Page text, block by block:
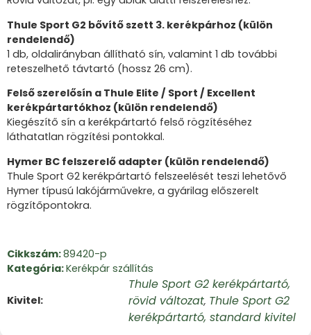
Thule Sport G2 bővítő szett 3. kerékpárhoz (külön
rendelendő)
1 db, oldalirányban állítható sín, valamint 1 db további
reteszelhető távtartó (hossz 26 cm).
Felső szerelősín a Thule Elite / Sport / Excellent
kerékpártartókhoz (külön rendelendő)
Kiegészítő sín a kerékpártartó felső rögzítéséhez
láthatatlan rögzítési pontokkal.
Hymer BC felszerelő adapter (külön rendelendő)
Thule Sport G2 kerékpártartó felszeelését teszi lehetővő
Hymer típusú lakójárművekre, a gyárilag előszerelt
rögzítőpontokra.
Cikkszám:89420-p
Kategória:Kerékpár szállítás
Kivitel
Thule Sport G2 kerékpártartó,
rövid változat, Thule Sport G2
kerékpártartó, standard kivitel